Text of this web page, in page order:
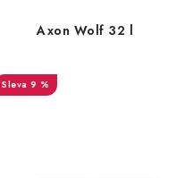
Axon Wolf 32 l
9 %